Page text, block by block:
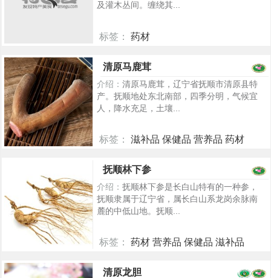
及灌木丛间。缠绕其...
标签： 药材
清原马鹿茸
介绍： 清原马鹿茸，辽宁省抚顺市清原县特
产。抚顺地处东北南部，四季分明，气候宜
人，降水充足，土壤...
标签： 滋补品 保健品 营养品 药材
抚顺林下参
介绍： 抚顺林下参是长白山特有的一种参，
抚顺隶属于辽宁省，属长白山系龙岗余脉南
麓的中低山地。抚顺...
标签： 药材 营养品 保健品 滋补品
清原龙胆